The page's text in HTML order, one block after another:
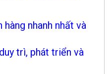
nhanh nhất và
trì, phát triển và